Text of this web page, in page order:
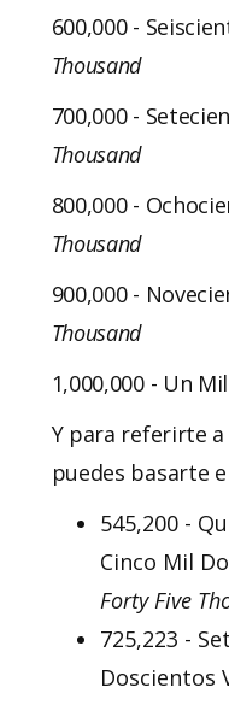
600,000 -
Thousand
700,000 -
Thousand
800,000 -
Thousand
900,000 -
Thousand
1,000,000 - Un
Y para referirte
puedes basarte
545,200 -
Cinco Mil
Forty Five
725,223 -
Doscientos